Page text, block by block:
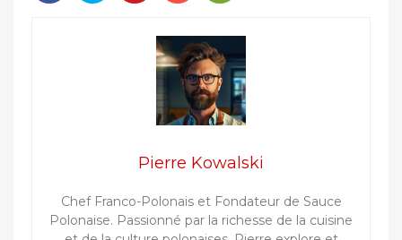
Pierre Kowalski
Chef Franco-Polonais et Fondateur de Sauce
Polonaise. Passionné par la richesse de la cuisine